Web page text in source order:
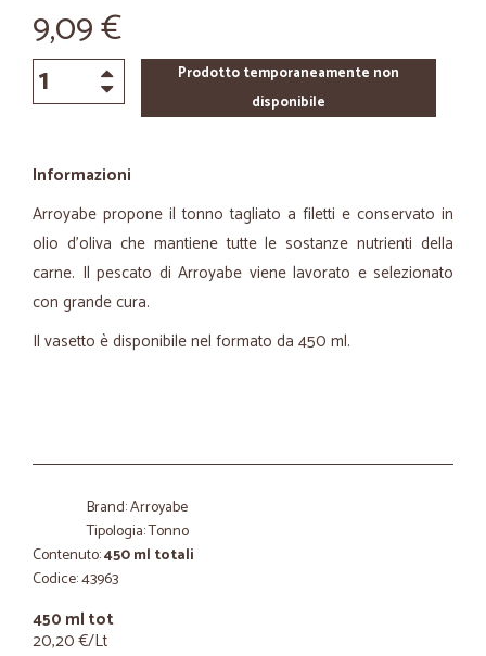
9,09 €
Prodotto temporaneamente non
disponibile
Informazioni
Arroyabe propone il tonno tagliato a filetti e conservato in
olio d'oliva che mantiene tutte le sostanze nutrienti della
carne. Il pescato di Arroyabe viene lavorato e selezionato
con grande cura.
Il vasetto è disponibile nel formato da 450 ml.
Brand: Arroyabe
Tipologia: Tonno
Contenuto:450 ml totali
Codice: 43963
450 ml tot
20,20 €/Lt